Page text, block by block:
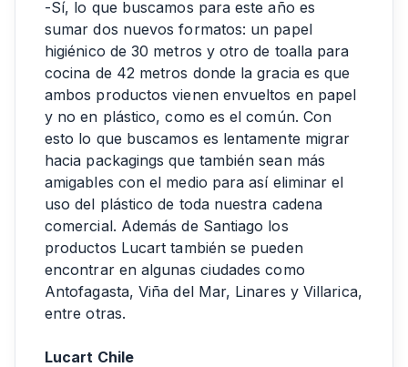
-Sí, lo que buscamos para este año es
sumar dos nuevos formatos: un papel
higiénico de 30 metros y otro de toalla para
cocina de 42 metros donde la gracia es que
ambos productos vienen envueltos en papel
y no en plástico, como es el común. Con
esto lo que buscamos es lentamente migrar
hacia packagings que también sean más
amigables con el medio para así eliminar el
uso del plástico de toda nuestra cadena
comercial. Además de Santiago los
productos Lucart también se pueden
encontrar en algunas ciudades como
Antofagasta, Viña del Mar, Linares y Villarica,
entre otras.
Lucart Chile